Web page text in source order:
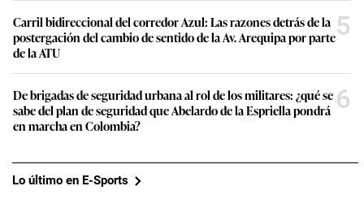
Carril bidireccional del corredor Azul: Las razones detrás de la
postergación del cambio de sentido de la Av. Arequipa por parte
de la ATU
5
De brigadas de seguridad urbana al rol de los militares: ¿qué se
sabe del plan de seguridad que Abelardo de la Espriella pondrá
en marcha en Colombia?
6
Lo último en E-Sports